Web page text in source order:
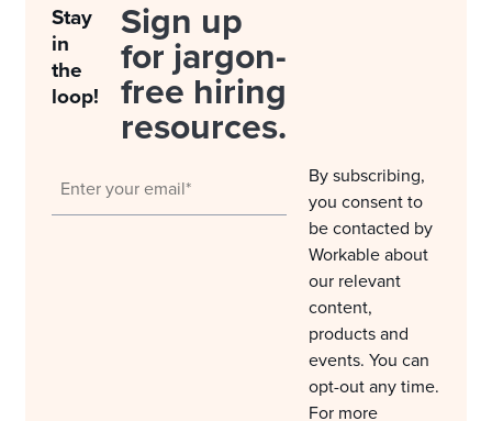
Stay
in
the
loop!
Sign up
for jargon-
free hiring
resources.
By subscribing,
you consent to
be contacted by
Workable about
our relevant
content,
products and
events. You can
opt-out any time.
For more